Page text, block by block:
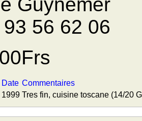
56 62 06
Date Commentaires
1999 Tres fin, cuisine toscane (14/20